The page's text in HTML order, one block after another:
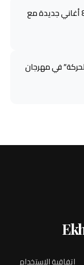
الشاعر مصطفى ناصر يطرح 8 أغاني جديدة مع
في مهرجان
اتفاقية الاستخدام